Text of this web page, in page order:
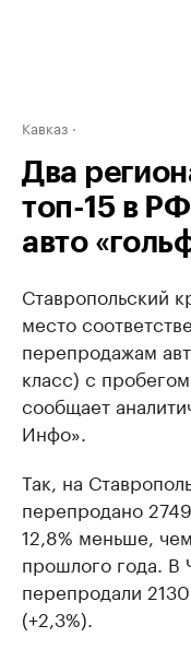
Кавказ
Два
топ-15 в
авто
Ставропольский
место
перепродажам
класс) с
сообщает
Инфо».
Так, на
перепродано
12,8% меньше,
прошлого года. В
перепродали
(+2,3%).